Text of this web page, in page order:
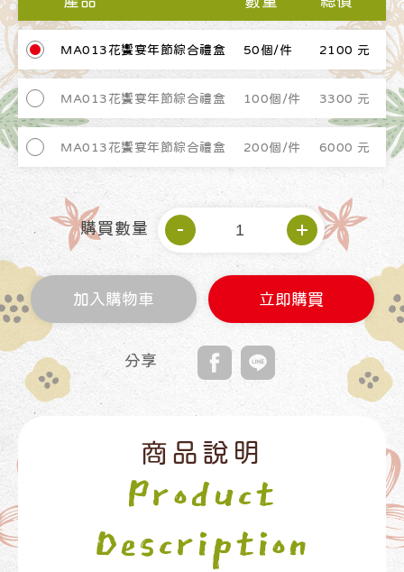
MA013花饗宴年節綜合禮盒 50個/件 2100 元
MA013花饗宴年節綜合禮盒 100個/件 3300 元
MA013花饗宴年節綜合禮盒 200個/件 6000 元
購買數量
加入購物車 立即購買
分享
商品說明
Product
Description